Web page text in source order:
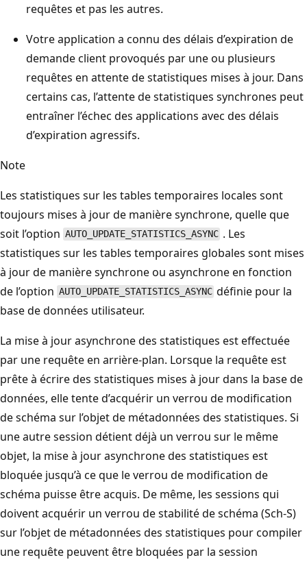
requêtes et pas les autres.
Votre application a connu des délais d’expiration de
demande client provoqués par une ou plusieurs
requêtes en attente de statistiques mises à jour. Dans
certains cas, l’attente de statistiques synchrones peut
entraîner l’échec des applications avec des délais
d’expiration agressifs.
Note
Les statistiques sur les tables temporaires locales sont
toujours mises à jour de manière synchrone, quelle que
soit l’option AUTO_UPDATE_STATISTICS_ASYNC . Les
statistiques sur les tables temporaires globales sont mises
à jour de manière synchrone ou asynchrone en fonction
de l’option AUTO_UPDATE_STATISTICS_ASYNC définie pour la
base de données utilisateur.
La mise à jour asynchrone des statistiques est effectuée
par une requête en arrière-plan. Lorsque la requête est
prête à écrire des statistiques mises à jour dans la base de
données, elle tente d’acquérir un verrou de modification
de schéma sur l’objet de métadonnées des statistiques. Si
une autre session détient déjà un verrou sur le même
objet, la mise à jour asynchrone des statistiques est
bloquée jusqu’à ce que le verrou de modification de
schéma puisse être acquis. De même, les sessions qui
doivent acquérir un verrou de stabilité de schéma (Sch-S)
sur l’objet de métadonnées des statistiques pour compiler
une requête peuvent être bloquées par la session